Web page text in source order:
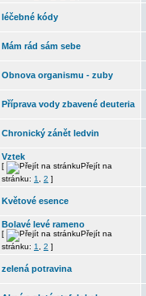
léčebné kódy
Mám rád sám sebe
Obnova organismu - zuby
Příprava vody zbavené deuteria
Chronický zánět ledvin
Vztek
[
Přejít na
stránku: 1 2 ]
Květové esence
Bolavé levé rameno
[
Přejít na
stránku: 1 2 ]
zelená potravina